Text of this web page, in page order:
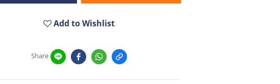
Add to Wishlist
Share